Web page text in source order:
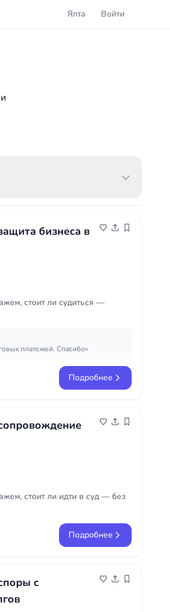
Ялта Войти
бизнеса в
стоит ли судиться —
платежей. Спасибо»
Подробнее
стоит ли идти в суд — без
Подробнее
с